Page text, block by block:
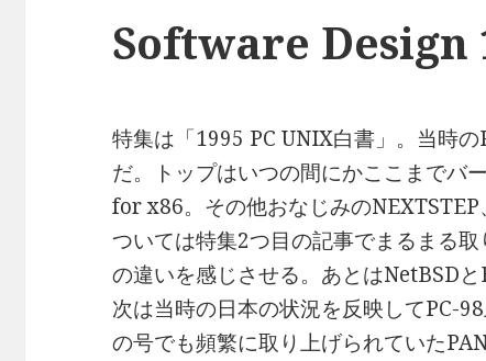
Software Design
特集は「1995 PC UNIX白書」。当時
だ。トップはいつの間にかここまでバ
for x86。その他おなじみの
ついては特集2つ目の記事でまるまる
の違いを感じさせる。あとはNetBSD
次は当時の日本の状況を反映してPC-
の号でも頻繁に取り上げられていた